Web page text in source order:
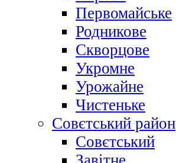
Первомайське
Родникове
Скворцове
Укромне
Урожайне
Чистеньке
Совєтський район
Совєтський